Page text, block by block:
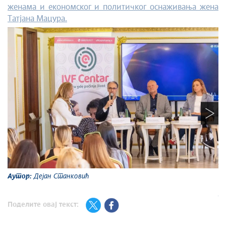
женама и економског и политичког оснаживања жена
Татјана Мацура.
Аутор: Дејан Станковић
Поделите овај текст: